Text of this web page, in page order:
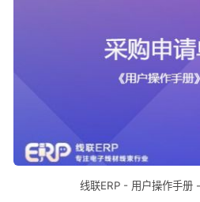
线联ERP - 用户操作手册 -